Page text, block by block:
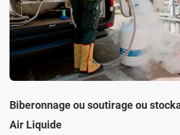
Biberonnage ou soutirage ou
Air Liquide